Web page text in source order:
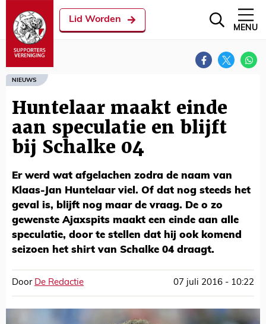
Lid Worden
MENU
NIEUWS
Huntelaar maakt einde
aan speculatie en blijft
bij Schalke 04
Er werd wat afgelachen zodra de naam van
Klaas-Jan Huntelaar viel. Of dat nog steeds het
geval is, blijft nog maar de vraag. De o zo
gewenste Ajaxspits maakt een einde aan alle
speculatie, door te stellen dat hij ook komend
seizoen het shirt van Schalke 04 draagt.
Door De Redactie 07 juli 2016 - 10:22